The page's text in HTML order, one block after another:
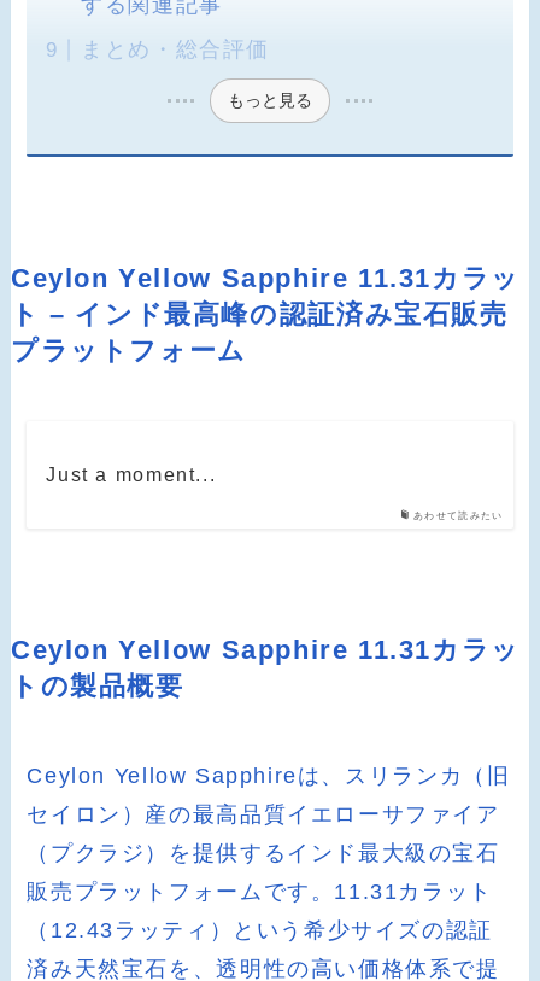
する関連記事
まとめ・総合評価
もっと見る
Ceylon Yellow Sapphire 11.31カラッ
ト – インド最高峰の認証済み宝石販売
プラットフォーム
あわせて読みたい
Just a moment...
Ceylon Yellow Sapphire 11.31カラッ
トの製品概要
Ceylon Yellow Sapphireは、スリランカ（旧
セイロン）産の最高品質イエローサファイア
（プクラジ）を提供するインド最大級の宝石
販売プラットフォームです。11.31カラット
（12.43ラッティ）という希少サイズの認証
済み天然宝石を、透明性の高い価格体系で提